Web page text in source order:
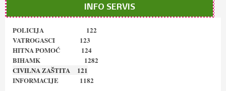
INFO SERVIS
POLICIJA 122
VATROGASCI 123
HITNA POMOĆ 124
BIHAMK 1282
CIVILNA ZAŠTITA 121
INFORMACIJE 1182